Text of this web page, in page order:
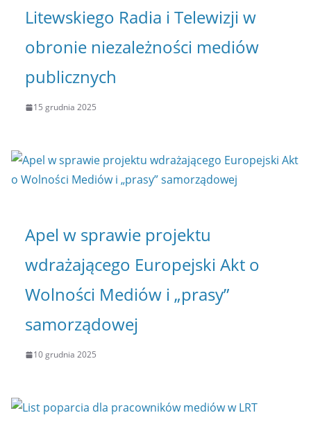
Litewskiego Radia i Telewizji w
obronie niezależności mediów
publicznych
15 grudnia 2025
Apel w sprawie projektu
wdrażającego Europejski Akt o
Wolności Mediów i „prasy”
samorządowej
10 grudnia 2025